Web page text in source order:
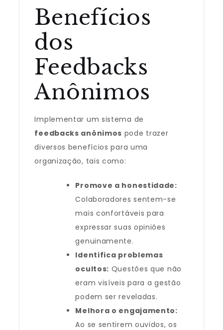
Benefícios
dos
Feedbacks
Anônimos
Implementar um sistema de
feedbacks anônimos pode trazer
diversos benefícios para uma
organização, tais como:
Promove a honestidade:
Colaboradores sentem-se
mais confortáveis para
expressar suas opiniões
genuinamente.
Identifica problemas
ocultos: Questões que não
eram visíveis para a gestão
podem ser reveladas.
Melhora o engajamento:
Ao se sentirem ouvidos, os